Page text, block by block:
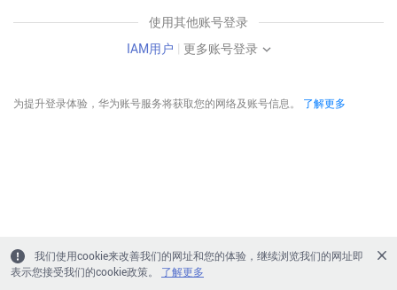
使用其他账号登录
IAM用户 | 更多账号登录
为提升登录体验，华为账号服务将获取您的网络及账号信息。 了解更多
我们使用cookie来改善我们的网址和您的体验，继续浏览我们的网址即
表示您接受我们的cookie政策。
了解更多